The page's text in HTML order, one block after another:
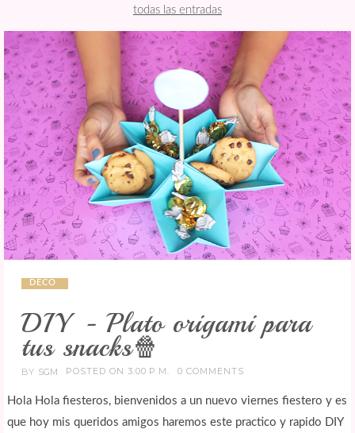
todas las entradas
DECO
DIY - Plato origami para
tus snacks🍿
BY SGM POSTED ON 3:00 P.M. 0 COMMENTS
Hola Hola fiesteros, bienvenidos a un nuevo viernes fiestero y es
que hoy mis queridos amigos haremos este practico y rapido DIY